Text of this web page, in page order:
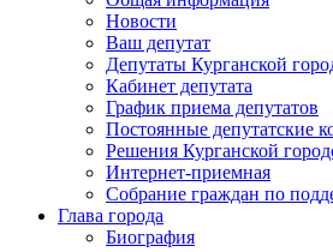
Новости
Ваш депутат
Депутаты Курганской
Кабинет депутата
График приема депутатов
Постоянные депутатские
Решения Курганской
Интернет-приемная
Собрание граждан по
Глава города
Биография